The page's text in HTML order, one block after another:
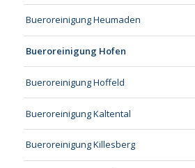
Bueroreinigung Heumaden
Bueroreinigung Hofen
Bueroreinigung Hoffeld
Bueroreinigung Kaltental
Bueroreinigung Killesberg